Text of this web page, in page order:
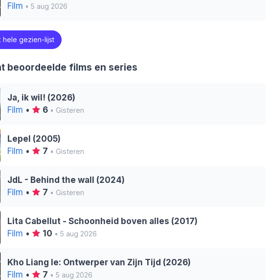
Film • 5 aug 2026
hele gezien-lijst
beoordeelde films en series
Ja, ik wil! (2026)
Film • 6• Gisteren
Lepel (2005)
Film • 7 • Gisteren
JdL - Behind the wall (2024)
Film • 7 • Gisteren
Lita Cabellut - Schoonheid boven alles (2017)
Film • 10 • 5 aug 2026
Kho Liang Ie: Ontwerper van Zijn Tijd (2026)
Film • 7 • 5 aug 2026